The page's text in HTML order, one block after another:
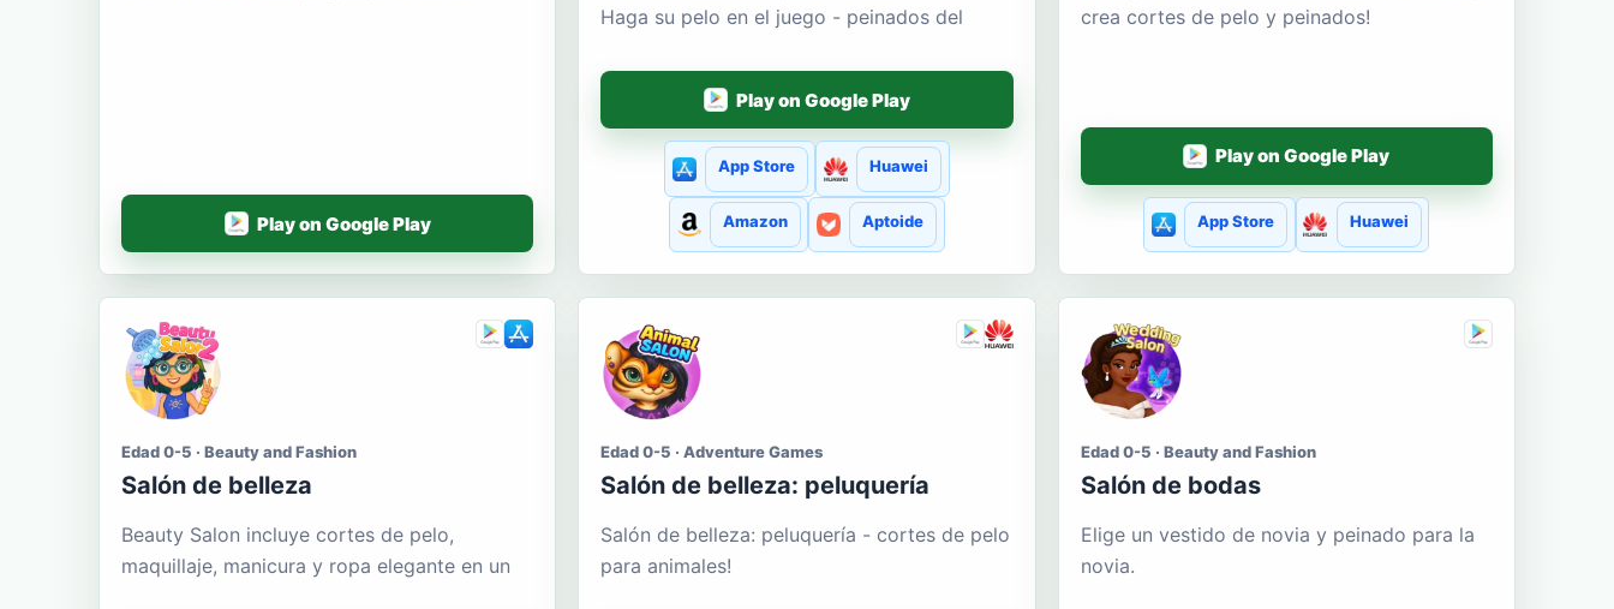
Play on Google Play
Haga su pelo en el juego - peinados del
Play on Google Play
App Store Huawei
Amazon Aptoide
crea cortes de pelo y peinados!
Play on Google Play
App Store Huawei
Edad 0-5 · Beauty and Fashion
Salón de belleza
Beauty Salon incluye cortes de pelo,
maquillaje, manicura y ropa elegante en un
Edad 0-5 · Adventure Games
Salón de belleza: peluquería
Salón de belleza: peluquería - cortes de pelo
para animales!
Edad 0-5 · Beauty and Fashion
Salón de bodas
Elige un vestido de novia y peinado para la
novia.